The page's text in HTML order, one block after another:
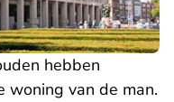
hebben
woning van de man.